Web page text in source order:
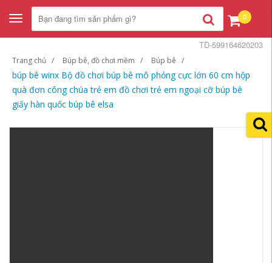
Toggle
navigation
0
Trang chủ Búp bê, đồ chơi mềm Búp bê
búp bê winx Bộ đồ chơi búp bê mô phỏng cực lớn 60 cm hộp
quà đơn công chúa trẻ em đồ chơi trẻ em ngoại cỡ búp bê
giấy hàn quốc búp bê elsa
TD-599164620203